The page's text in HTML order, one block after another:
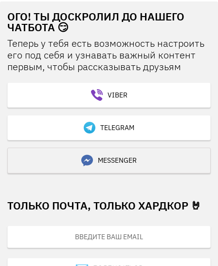
ОГО! ТЫ ДОСКРОЛИЛ ДО НАШЕГО
ЧАТБОТА 😏
Теперь у тебя есть возможность настроить
его под себя и узнавать важный контент
первым, чтобы рассказывать друзьям
VIBER
TELEGRAM
MESSENGER
ТОЛЬКО ПОЧТА, ТОЛЬКО ХАРДКОР 🤘